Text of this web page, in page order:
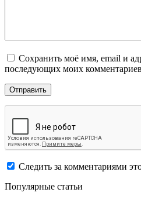
Сохранить моё имя, email и
последующих моих
Следить за комментариями
Популярные статьи